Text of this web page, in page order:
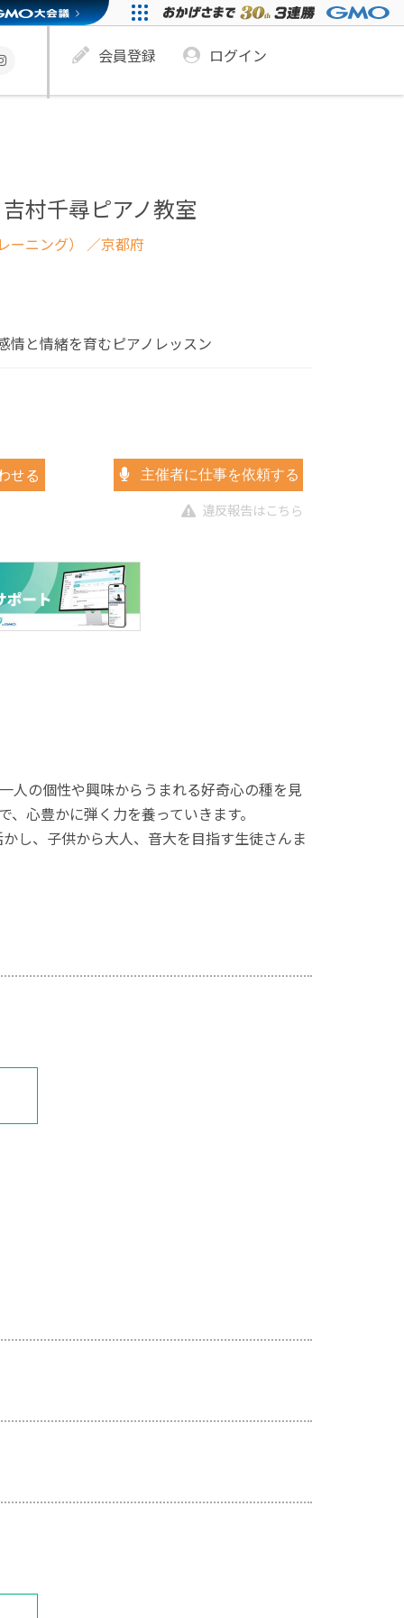
会員登録 ログイン
村千尋ピアノ教室
ニング） ／京都府
情と情緒を育むピアノレッスン
せる 主催者に仕事を依頼する
違反報告はこちら
人の個性や興味からうまれる好奇心の種を見
心豊かに弾く力を養っていきます。
し、子供から大人、音大を目指す生徒さんま